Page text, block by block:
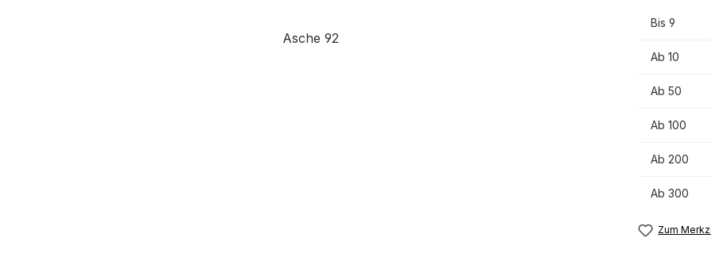
Asche 92
Bis 9
Ab 10
Ab 50
Ab 100
Ab 200
Ab 300
Zum